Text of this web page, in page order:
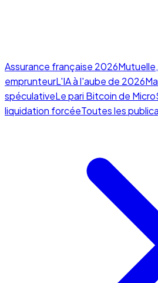
Assurance française 2026
emprunteurL'IA à l'aube de 2026
spéculativeLe pari Bitcoin de
liquidation forcéeToutes les